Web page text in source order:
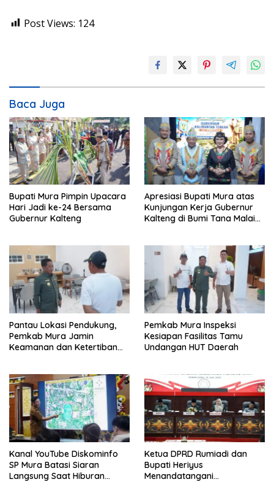
Post Views: 124
Baca Juga
Bupati Mura Pimpin Upacara
Hari Jadi ke-24 Bersama
Gubernur Kalteng
Apresiasi Bupati Mura atas
Kunjungan Kerja Gubernur
Kalteng di Bumi Tana Malai
Pantau Lokasi Pendukung,
Pemkab Mura Jamin
Keamanan dan Ketertiban
Pemkab Mura Inspeksi
Kesiapan Fasilitas Tamu
Undangan HUT Daerah
Kanal YouTube Diskominfo
SP Mura Batasi Siaran
Langsung Saat Hiburan
Ketua DPRD Rumiadi dan
Bupati Heriyus
Menandatangani